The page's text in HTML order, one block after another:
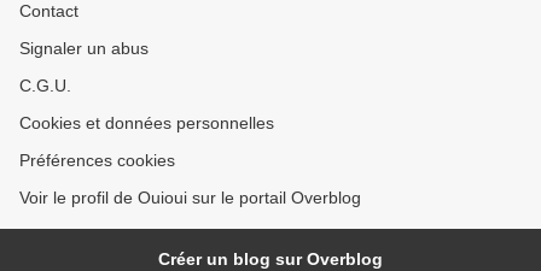
Contact
Signaler un abus
C.G.U.
Cookies et données personnelles
Préférences cookies
Voir le profil de Ouioui sur le portail Overblog
Créer un blog sur Overblog